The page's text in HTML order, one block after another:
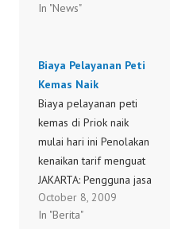
menyepakati batas atas
(forwarding local
charge) di pelabuhan
tersibuk di Indonesia itu.
Sekretaris Ditjen
Perhubungan Laut
Departemen
Perhubungan Bobby R.
Mamahit mengatakan
kesepakatan itu
In "News"
Biaya Pelayanan Peti
Kemas Naik
Biaya pelayanan peti
kemas di Priok naik
mulai hari ini Penolakan
kenaikan tarif menguat
JAKARTA: Pengguna jasa
kepelabuhanan tetap
menolak kenaikan tarif
October 8, 2009
In "Berita"